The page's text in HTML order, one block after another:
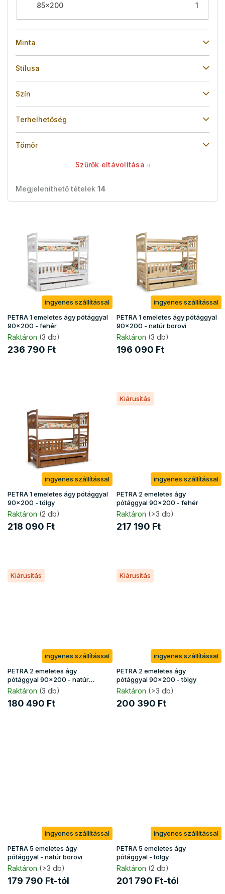
85x200 1
Minta
Stílusa
Szín
Terhelhetőség
Tömör
Szűrők eltávolítása
Megjeleníthető tételek 14
i
s
t
á
ingyenes szállítással
PETRA 1 emeletes ágy pótággyal
90x200 - fehér
Raktáron (3 db)
236 790 Ft
ingyenes szállítással
PETRA 1 emeletes ágy pótággyal
90x200 - natúr borovi
Raktáron (3 db)
196 090 Ft
ingyenes szállítással
PETRA 1 emeletes ágy pótággyal
90x200 - tölgy
Raktáron (2 db)
218 090 Ft
Kiárusítás
ingyenes szállítással
PETRA 2 emeletes ágy
pótággyal 90x200 - fehér
Raktáron (>3 db)
217 190 Ft
Kiárusítás
ingyenes szállítással
PETRA 2 emeletes ágy
pótággyal 90x200 - natúr
borovi
Raktáron (3 db)
180 490 Ft
Kiárusítás
ingyenes szállítással
PETRA 2 emeletes ágy
pótággyal 90x200 - tölgy
Raktáron (>3 db)
200 390 Ft
ingyenes szállítással
PETRA 5 emeletes ágy
pótággyal - natúr borovi
Raktáron (>3 db)
179 790 Ft-tól
ingyenes szállítással
PETRA 5 emeletes ágy
pótággyal - tölgy
Raktáron (2 db)
201 790 Ft-tól